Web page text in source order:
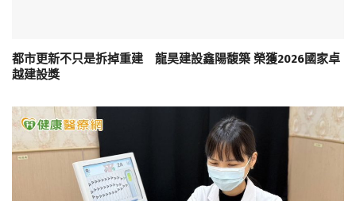
都市更新不只是拆掉重建 龍昊建設鑫陽馥築 榮獲2026國家卓
越建設獎